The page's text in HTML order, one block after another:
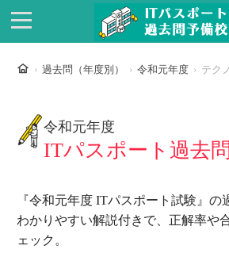
ホーム
過去問（年度別） 令和元年度 テク
令和元年度
ITパスポート過去問
『令和元年度 ITパスポート試験』の
わかりやすい解説付きで、正解率や
ェック。